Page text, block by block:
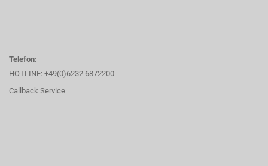
Telefon:
HOTLINE: +49(0)6232 6872200
Callback Service